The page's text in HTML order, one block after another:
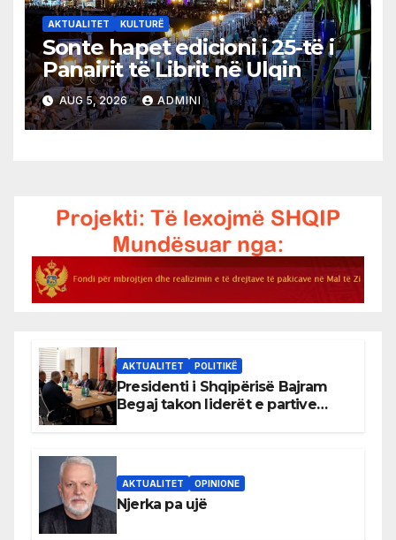
AKTUALITET KULTURË
Sonte hapet edicioni i 25-të i
Panairit të Librit në Ulqin
AUG 5, 2026 ADMINI
AKTUALITET POLITIKË
Presidenti i Shqipërisë Bajram
Begaj takon liderët e partive
AKTUALITET OPINIONE
Njerka pa ujë